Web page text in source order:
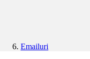
Emailuri